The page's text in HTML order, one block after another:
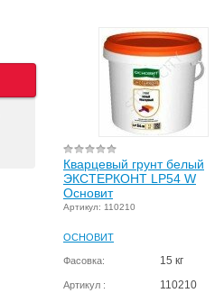
Кварцевый грунт белый
ЭКСТЕРКОНТ LP54 W
Основит
Артикул: 110210
ОСНОВИТ
Фасовка: 15 кг
Артикул : 110210